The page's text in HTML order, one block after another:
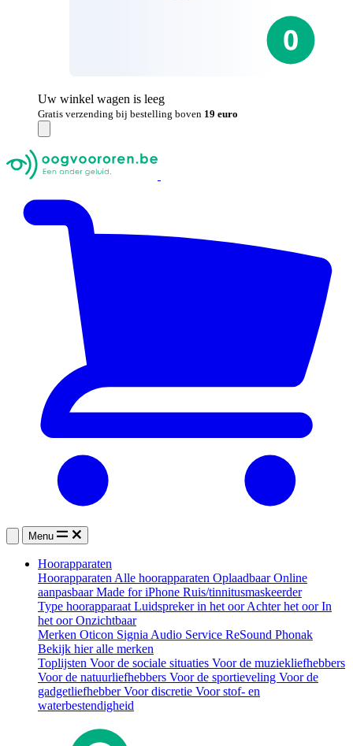
Uw winkel wagen is leeg
Gratis verzending bij bestelling boven 19 euro
Menu
Hoorapparaten
Hoorapparaten Alle hoorapparaten OplaadbaarOnline
aanpasbaarMade for iPhone Ruis/tinnitusmaskeerder
Type hoorapparaat Luidspreker in het oorAchter het oorIn
het oorOnzichtbaar
Merken Oticon Signia Audio Service ReSound Phonak
Bekijk hier alle merken
Toplijsten Voor de sociale situaties Voor de muziekliefhebbers
Voor de natuurliefhebbers Voor de sportieveling Voor de
gadgetliefhebberVoor discretie Voor stof- en
waterbestendigheid